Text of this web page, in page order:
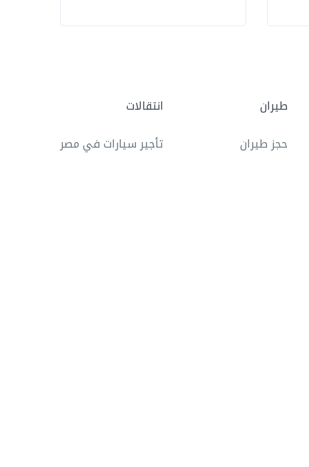
طيران
حجز طيران
انتقالات
تأجير سيارات في مصر